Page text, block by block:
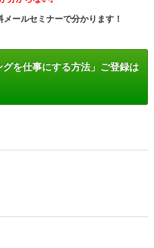
ールセミナーで分かります！
を仕事にする方法」ご登録は